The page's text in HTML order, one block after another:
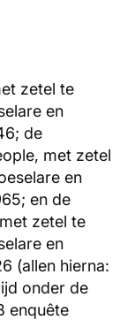
zetel te
en
de
met zetel
en
en de
zetel te
en
(allen hierna:
onder de
enquête